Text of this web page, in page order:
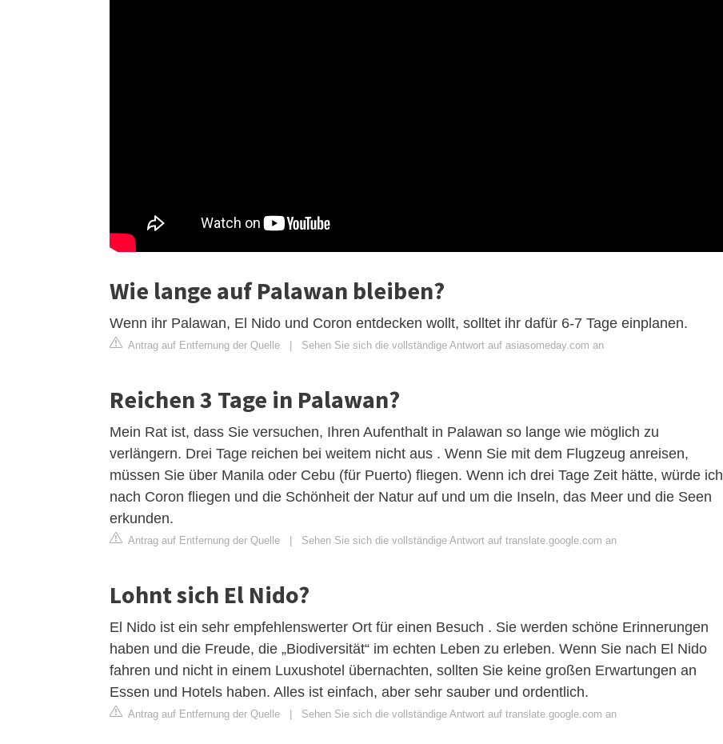
Wie lange auf Palawan bleiben?
Wenn ihr Palawan, El Nido und Coron entdecken wollt, solltet ihr dafür 6-7 Tage einplanen.
Antrag auf Entfernung der Quelle | Sehen Sie sich die vollständige Antwort auf asiasomeday.com an
Reichen 3 Tage in Palawan?
Mein Rat ist, dass Sie versuchen, Ihren Aufenthalt in Palawan so lange wie möglich zu
verlängern. Drei Tage reichen bei weitem nicht aus . Wenn Sie mit dem Flugzeug anreisen,
müssen Sie über Manila oder Cebu (für Puerto) fliegen. Wenn ich drei Tage Zeit hätte, würde ich
nach Coron fliegen und die Schönheit der Natur auf und um die Inseln, das Meer und die Seen
erkunden.
Antrag auf Entfernung der Quelle | Sehen Sie sich die vollständige Antwort auf translate.google.com an
Lohnt sich El Nido?
El Nido ist ein sehr empfehlenswerter Ort für einen Besuch . Sie werden schöne Erinnerungen
haben und die Freude, die „Biodiversität“ im echten Leben zu erleben. Wenn Sie nach El Nido
fahren und nicht in einem Luxushotel übernachten, sollten Sie keine großen Erwartungen an
Essen und Hotels haben. Alles ist einfach, aber sehr sauber und ordentlich.
Antrag auf Entfernung der Quelle | Sehen Sie sich die vollständige Antwort auf translate.google.com an